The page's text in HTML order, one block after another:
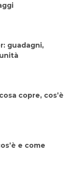
guadagni,
copre, cos’è
e come